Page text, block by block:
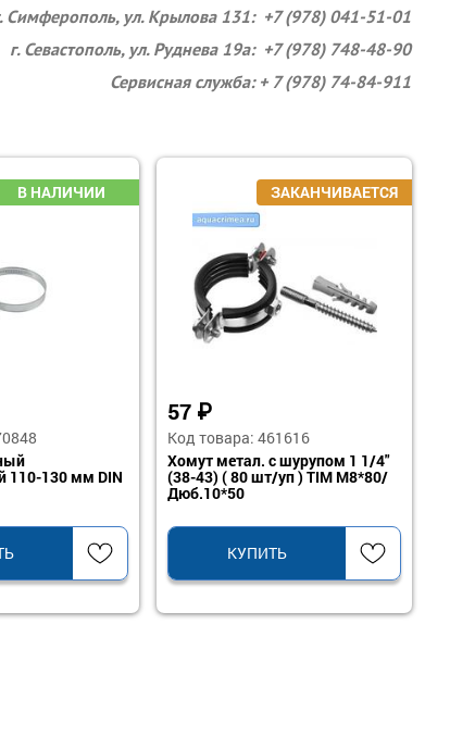
Симферополь, ул. Крылова 131: +7 (978) 041-51-01
г. Севастополь, ул. Руднева 19а: +7 (978) 748-48-90
Сервисная служба: + 7 (978) 74-84-911
110-130 мм DIN
57 ₽
Код товара: 461616
Хомут метал. с шурупом 1 1/4"
(38-43) ( 80 шт/уп ) TIM М8*80/
Дюб.10*50
КУПИТЬ